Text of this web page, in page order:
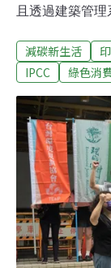
且透過建築管
間氣候變遷專
國際報告，列出
地區僅有三個
中將這些建築
七處示範性的
築的進展暫時
電協助建造之
中；還有新加
Building）以及
SDB10
減碳新生活
IPCC
綠色消